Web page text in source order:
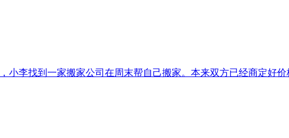
李找到一家搬家公司在周末帮自己搬家。本来双方已经商定好